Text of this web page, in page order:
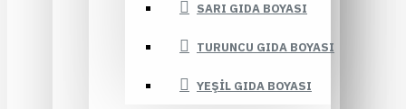
SARI GIDA BOYASI
TURUNCU GIDA BOYASI
YEŞIL GIDA BOYASI